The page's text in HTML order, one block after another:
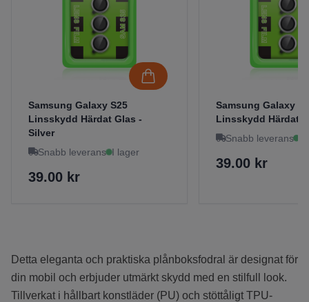
Samsung Galaxy S25
Linsskydd Härdat Glas -
Silver
Snabb leverans I lager
39.00 kr
Samsung Galaxy
Linsskydd Härdat
Snabb leverans
39.00 kr
Detta eleganta och praktiska plånboksfodral är designat för
din mobil och erbjuder utmärkt skydd med en stilfull look.
Tillverkat i hållbart konstläder (PU) och stöttåligt TPU-